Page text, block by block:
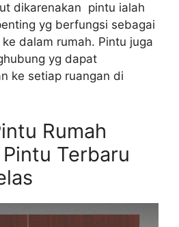
dikarenakan pintu ialah
yg berfungsi sebagai
dalam rumah. Pintu juga
yg dapat
ke setiap ruangan di
Rumah
Terbaru